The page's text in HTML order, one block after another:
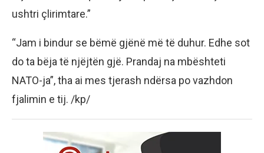
ushtri çlirimtare.”
“Jam i bindur se bëmë gjënë më të duhur. Edhe sot
do ta bëja të njëjtën gjë. Prandaj na mbështeti
NATO-ja”, tha ai mes tjerash ndërsa po vazhdon
fjalimin e tij. /kp/